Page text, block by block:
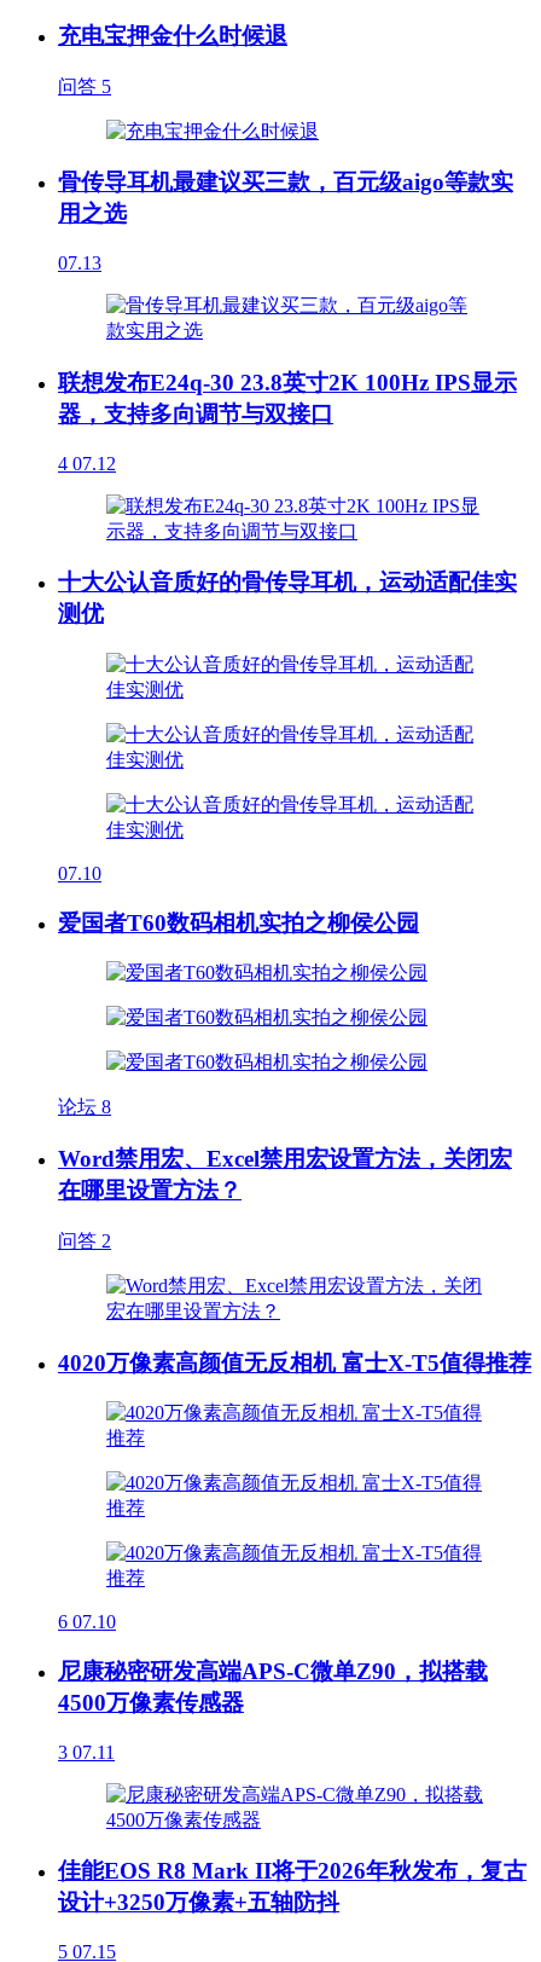
充电宝押金什么时候退
问答 5
骨传导耳机最建议买三款，百元级aigo等款实
用之选
07.13
联想发布E24q-30 23.8英寸2K 100Hz IPS显示
器，支持多向调节与双接口
4 07.12
十大公认音质好的骨传导耳机，运动适配佳实
测优
07.10
爱国者T60数码相机实拍之柳侯公园
论坛 8
Word禁用宏、Excel禁用宏设置方法，关闭宏
在哪里设置方法？
问答 2
4020万像素高颜值无反相机 富士X-T5值得推荐
6 07.10
尼康秘密研发高端APS-C微单Z90，拟搭载
4500万像素传感器
3 07.11
佳能EOS R8 Mark II将于2026年秋发布，复古
设计+3250万像素+五轴防抖
5 07.15